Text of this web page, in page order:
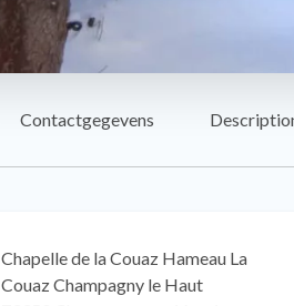
Contactgegevens
Chapelle de la Couaz Hameau La
Couaz Champagny le Haut